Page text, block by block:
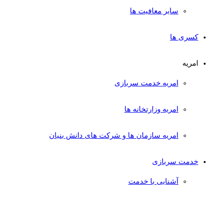
سایر معافیت ها
کسری ها
امریه
امریه خدمت سربازی
امریه وزارتخانه ها
امریه سازمان ها و شرکت های دانش بنیان
خدمت سربازی
آشنایی با خدمت